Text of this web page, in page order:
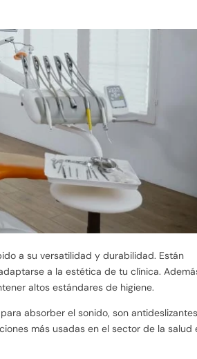
a su versatilidad y durabilidad. Están
a la estética de tu clínica.
altos estándares de higiene.
absorber el sonido, son
más usadas en el sector de la salud